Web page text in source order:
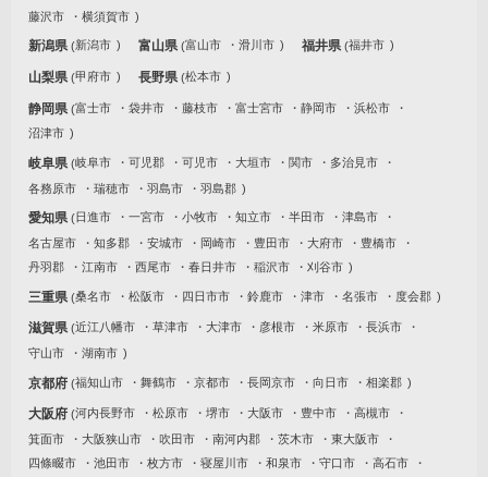
藤沢市
横須賀市
新潟県 新潟市 富山県 富山市 滑川市 福井県 福井市
山梨県 甲府市 長野県 松本市
静岡県 富士市 袋井市 藤枝市 富士宮市 静岡市
浜松市
沼津市
岐阜県 岐阜市 可児郡 可児市 大垣市 関市
多治見市
各務原市
瑞穂市 羽島市 羽島郡
愛知県 日進市 一宮市 小牧市 知立市 半田市
津島市
名古屋市
知多郡 安城市 岡崎市 豊田市 大府市
豊橋市
丹羽郡
江南市 西尾市 春日井市 稲沢市 刈谷市
三重県 桑名市 松阪市 四日市市 鈴鹿市 津市 名張市 度会郡
滋賀県 近江八幡市 草津市 大津市 彦根市 米原市
長浜市
守山市
湖南市
京都府 福知山市 舞鶴市 京都市 長岡京市 向日市 相楽郡
大阪府 河内長野市 松原市 堺市 大阪市 豊中市
高槻市
箕面市
大阪狭山市 吹田市 南河内郡 茨木市
東大阪市
四條畷市
池田市 枚方市 寝屋川市 和泉市 守口市
高石市